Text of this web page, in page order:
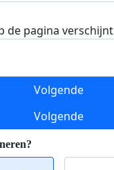
de pagina verschijnt
Volgende
Volgende